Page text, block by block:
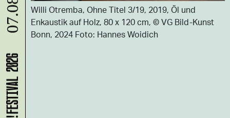
Willi Otremba, Ohne Titel 3/19, 2019, Öl und
Enkaustik auf Holz, 80 x 120 cm, © VG Bild-Kunst
Bonn, 2024 Foto: Hannes Woidich
07.08.